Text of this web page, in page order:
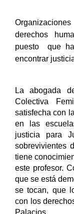
derechos
puesto  que
encontrar
La abogada
Colectiva
satisfecha con
en las
justicia para
sobrevivientes
tiene
este profesor.
que se está
se tocan, que
con los
Palacios.